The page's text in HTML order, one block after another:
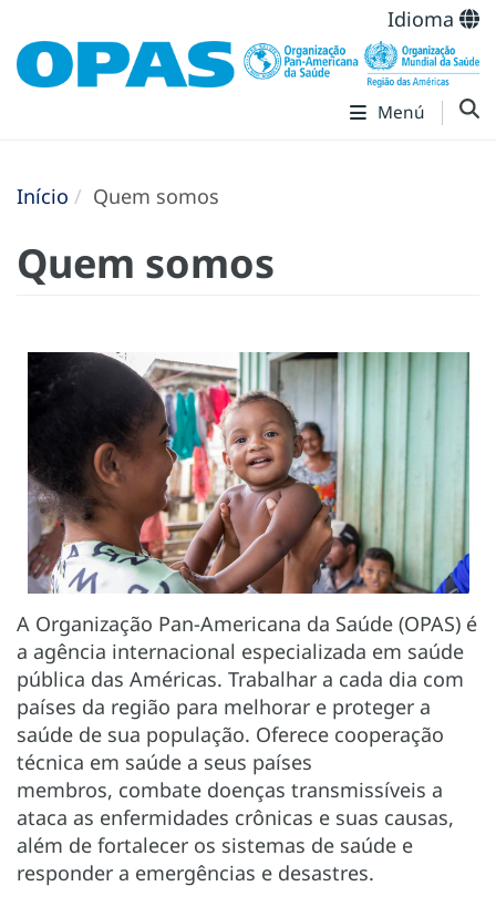
Idioma
Menú
Início Quem somos
Quem somos
A Organização Pan-Americana da Saúde (OPAS) é
a agência internacional especializada em saúde
pública das Américas. Trabalhar a cada dia com
países da região para melhorar e proteger a
saúde de sua população. Oferece cooperação
técnica em saúde a seus países
membros, combate doenças transmissíveis a
ataca as enfermidades crônicas e suas causas,
além de fortalecer os sistemas de saúde e
responder a emergências e desastres.